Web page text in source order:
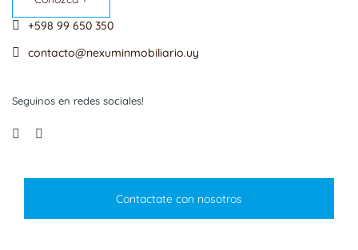
+598 99 650 350
contacto@nexuminmobiliario.uy
Seguinos en redes sociales!
Contactate con nosotros